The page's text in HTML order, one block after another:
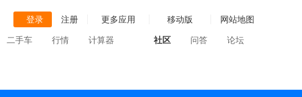
登录 注册 更多应用 移动版 网站地图
二手车 行情 计算器 社区 问答 论坛